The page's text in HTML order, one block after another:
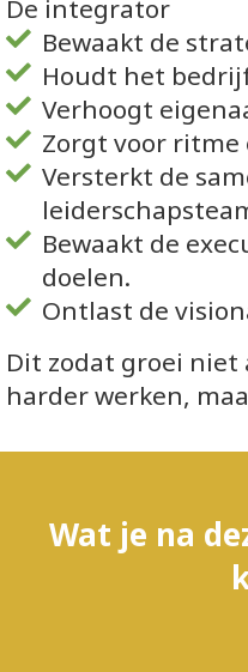
De integrator
Bewaakt de
Houdt het
Verhoogt
Zorgt voor
Versterkt de
Bewaakt de
doelen.
Ontlast de
Dit zodat groei
harder werken,
Wat je na